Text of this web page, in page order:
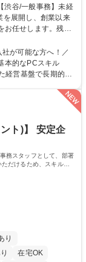
お任せします。残業
、WLBを整えたい
。 【業務詳細】■電
や書類作成 ■契約
が可能な方へ！／
本的なPCスキル
の取得実績 ■1ヶ月
学
ト)】 安定企
務スタッフとして、部署
だけるため、スキルア
り
在宅OK